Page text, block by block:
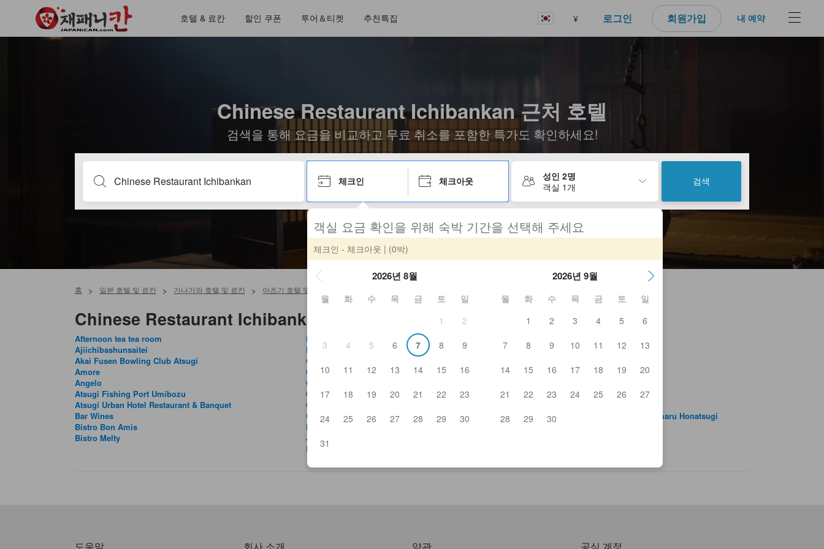
호텔 & 료칸 할인 쿠폰 투어＆티켓 추천특집 ¥ 로그인 회원가입 내 예약
Chinese Restaurant Ichibankan 근처 호텔
검색을 통해 요금을 비교하고 무료 취소를 포함한 특가도 확인하세요!
체크인 체크아웃
성인 2명
객실 1개
검색
객실 요금 확인을 위해 숙박 기간을 선택해 주세요
체크인 - 체크아웃 | (0박)
2026년 8월
월 화 수 목 금 토
일
1
2
3
4 5 6 7 8
9
10
11 12 13 14 15
16
17
18 19 20 21 22
23
24
25 26 27 28 29
30
31
2026년 9월
월 화 수 목 금 토
일
1
2 3 4 5
6
7
8 9 10 11 12
13
14
15 16 17 18 19
20
21
22 23 24 25 26
27
28
29 30
홈 > 일본 호텔 및 료칸 > 가나가와 호텔 및 료칸 > 아츠기 호텔 및 료칸
Chinese Restaurant Ichibankan 주변 지역 둘러보기
Afternoon tea tea room
Ajiichibashunsaitei
Akai Fusen Bowling Club Atsugi
Amore
Angelo
Atsugi Fishing Port Umibozu
Atsugi Urban Hotel Restaurant & Banquet
Bar Wines
Bistro Bon Amis
Bistro Melty
Bistro Silk Road
Blow Fish Hon-Atsugi Yasudoya 1908
Cafe Du Monde
Chikubai
Chinese Dining Nisshin Geppo
Chinese Restaurant Ichibankan
Coco Ichibanya Hon-Atsugi Ekimae
Coffee Kan Hon-Atsugi
Delicious Fish And Grilled Chicken Tavern Gatten
Jinnosuke
Denny's Atsugi
Gorgon 9
Guan
Higashitanzawa Green Park
Horumon Motsu Nabe Only Genmaru Honatsugi
도움말 회사 소개 약관 공식 계정